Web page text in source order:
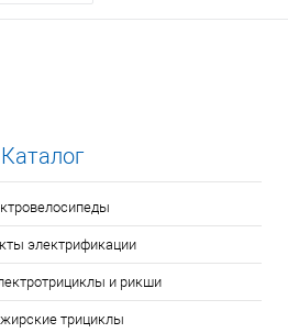
Каталог
электрификации
и рикши
трициклы